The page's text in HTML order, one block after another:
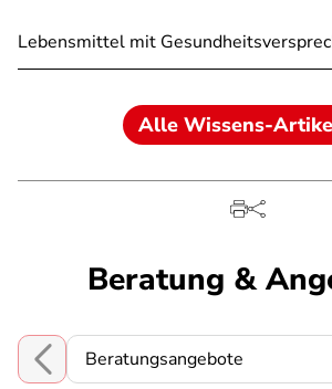
Lebensmittel mit
Alle Wissens-
Beratung &
Choose a section